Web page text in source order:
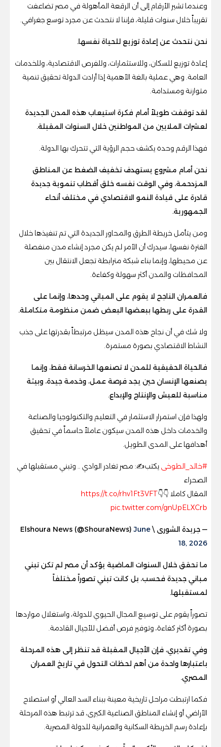
وعندما تشير الأرقام إلى أن الرقعة المأهولة في مصر تضاعفت
تقريباً خلال سنوات قليلة، فإننا لا نتحدث عن مجرد توسع جغرافي.
نحن نتحدث عن إعادة توزيع للحياة نفسها.
إعادة توزيع للسكان، وللاستثمارات، وللفرص الاقتصادية، وللخدمات
العامة. وهي عملية بالغة الأهمية إذا أرادت الدولة تحقيق تنمية
متوازنة ومستدامة.
لقد توقفت طويلاً أمام فكرة استيعاب هذه المدن الجديدة
لعشرات الملايين من المواطنين خلال السنوات المقبلة.
فهذا الرقم وحده يكشف حجم الرؤية التي تتحرك بها الدولة.
نحن أمام مشروع يستهدف تخفيف الضغط عن المناطق
المزدحمة، وفي الوقت نفسه خلق أقطاب تنموية جديدة
قادرة على قيادة النمو الاقتصادي في مختلف أنحاء
الجمهورية.
ومن يتأمل خريطة الطرق والمحاور الجديدة التي تم تنفيذها خلال
الفترة نفسها، سيدرك أن الأمر لم يكن مجرد إنشاء مدن منفصلة
عن محيطها، وإنما بناء شبكة مترابطة تجعل الانتقال بين
المحافظات والمدن أكثر سهولة وكفاءة.
فالعمران الناجح لا يقوم على المباني وحدها، وإنما على
القدرة على ربطها ببعضها البعض ضمن منظومة متكاملة.
ولا شك في أن نجاح هذه المدن سيظل مرتبطاً بقدرتها على جذب
النشاط الاقتصادي بصورة مستمرة.
فالحياة الحقيقية للمدن لا تصنعها الخرسانة فقط، وإنما
يصنعها الإنسان حين يجد فرصة عمل، وخدمة جيدة، وبيئة
مناسبة للعيش والإنتاج والإبداع.
ولهذا فإن استمرار الاستثمار في التعليم والتكنولوجيا والصناعة
والخدمات داخل هذه المدن سيكون عاملاً حاسماً في تحقيق
أهدافها على المدى الطويل.
#خالد_الطوخى يكتب✍️: مصر تغادر الوادي .. وتبني مستقبلها في
الصحراء
المقال كاملا 👇👇https://t.co/rhv1Ft3VFT
pic.twitter.com/gnUpELXCrb
— جريدة الشورى \ Elshoura News (@ShouraNews)June
18, 2026
ما تحقق خلال السنوات الماضية يؤكد أن مصر لم تكن تبني
مباني جديدة فحسب، بل كانت تبني تصوراً مختلفاً
لمستقبلها.
تصوراً يقوم على توسيع المجال الحيوي للدولة، واستغلال مواردها
بصورة أكثر كفاءة، وتوفير فرص أفضل للأجيال القادمة.
وفي تقديري، فإن الأجيال المقبلة قد تنظر إلى هذه المرحلة
باعتبارها واحدة من أهم لحظات التحول في تاريخ العمران
المصري.
فكما ارتبطت مراحل تاريخية معينة ببناء السد العالي أو استصلاح
الأراضي أو إنشاء المناطق الصناعية الكبرى، قد ترتبط هذه المرحلة
بإعادة رسم الخريطة السكانية والعمرانية للدولة المصرية.